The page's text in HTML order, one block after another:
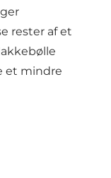
rester af et
et mindre